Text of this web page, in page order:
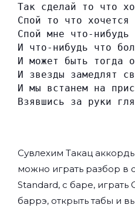
Так сделай то что
Спой то что хочется
Спой мне что-нибудь
И что-нибудь что
И может быть тогда
И звезды замедлят
И мы встанем на
Взявшись за руки
Сувлехим Такац
можно играть разбор в
Standard, с баре, играть
баррэ, открыть табы и